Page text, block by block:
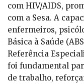
com HIV/AIDS,
com a Sesa. A
enfermeiros,
Básica à Saúde
Referência
foi fundamental
de trabalho,